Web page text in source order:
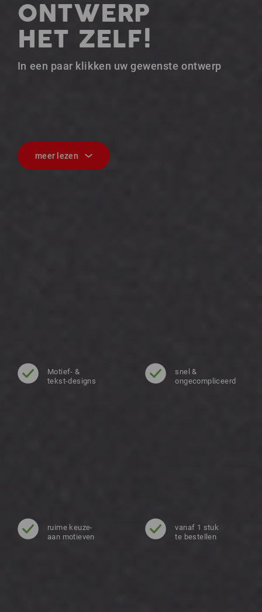
ONTWERP
HET ZELF!
In een paar klikken uw gewenste ontwerp
meer lezen
Motief- &
tekst-designs
snel &
ongecompliceerd
ruime keuze-
aan motieven
vanaf 1 stuk
te bestellen